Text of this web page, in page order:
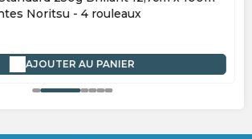
Noritsu - 4 rouleaux
AJOUTER AU PANIER